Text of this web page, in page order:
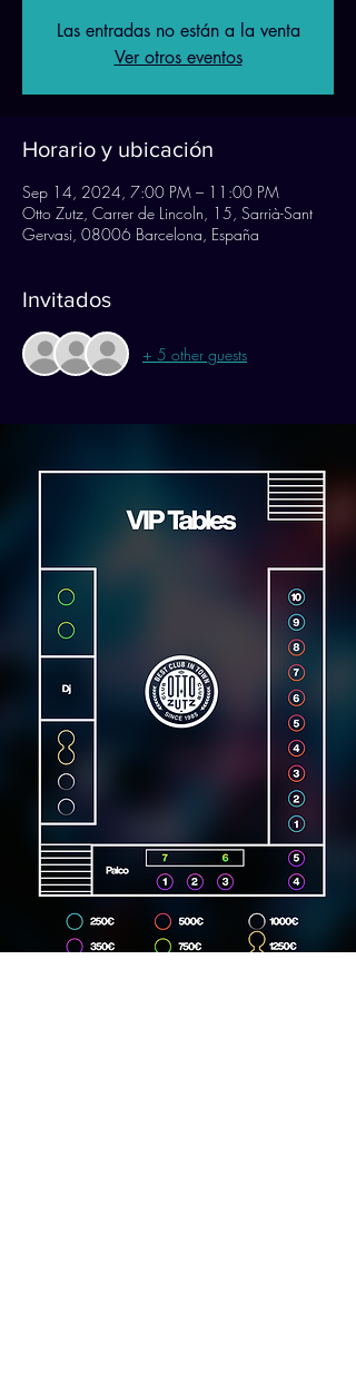
Las entradas no están a la venta
Ver otros eventos
Horario y ubicación
Sep 14, 2024, 7:00 PM – 11:00 PM
Otto Zutz, Carrer de Lincoln, 15, Sarrià-Sant
Gervasi, 08006 Barcelona, España
Invitados
+ 5 other guests